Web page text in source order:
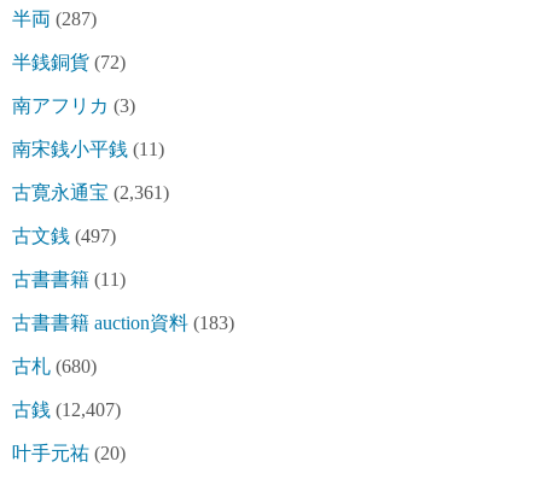
半両 (287)
半銭銅貨 (72)
南アフリカ (3)
南宋銭小平銭 (11)
古寛永通宝 (2,361)
古文銭 (497)
古書書籍 (11)
古書書籍 auction資料 (183)
古札 (680)
古銭 (12,407)
叶手元祐 (20)